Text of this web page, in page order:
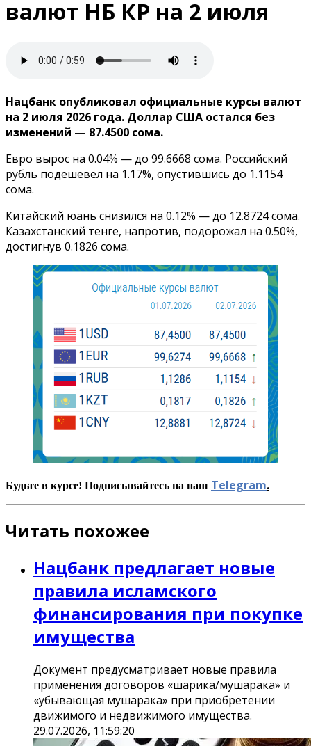
валют НБ КР на 2 июля
Нацбанк опубликовал официальные курсы валют
на 2 июля 2026 года. Доллар США остался без
изменений — 87.4500 сома.
Евро вырос на 0.04% — до 99.6668 сома. Российский
рубль подешевел на 1.17%, опустившись до 1.1154
сома.
Китайский юань снизился на 0.12% — до 12.8724 сома.
Казахстанский тенге, напротив, подорожал на 0.50%,
достигнув 0.1826 сома.
Будьте в курсе! Подписывайтесь на наш Telegram.
Читать похожее
Нацбанк предлагает новые
правила исламского
финансирования при покупке
имущества
Документ предусматривает новые правила
применения договоров «шарика/мушарака» и
«убывающая мушарака» при приобретении
движимого и недвижимого имущества.
29.07.2026, 11:59:20